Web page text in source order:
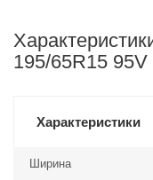
195/65R15 95V
Характеристики
Ширина